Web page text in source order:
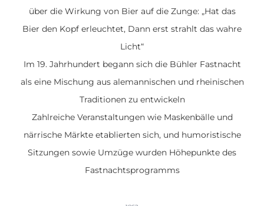
über die Wirkung von Bier auf die Zunge: „Hat das
Bier den Kopf erleuchtet, Dann erst strahlt das wahre
Licht“
Im 19. Jahrhundert begann sich die Bühler Fastnacht
als eine Mischung aus alemannischen und rheinischen
Traditionen zu entwickeln
Zahlreiche Veranstaltungen wie Maskenbälle und
närrische Märkte etablierten sich, und humoristische
Sitzungen sowie Umzüge wurden Höhepunkte des
Fastnachtsprogramms